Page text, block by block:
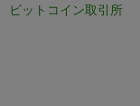
ビットコイン取引所